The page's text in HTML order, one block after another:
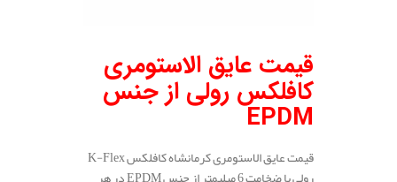
قیمت عایق الاستومری
کافلکس رولی از جنس
EPDM
قیمت عایق الاستومری کرمانشاه کافلکس K-Flex